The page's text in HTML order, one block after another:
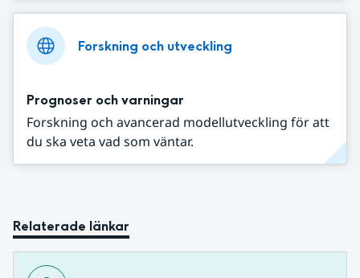
Forskning och utveckling
Prognoser och varningar
Forskning och avancerad modellutveckling för att
du ska veta vad som väntar.
Relaterade länkar